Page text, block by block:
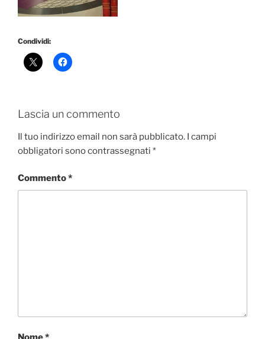
Condividi:
Lascia un commento
Il tuo indirizzo email non sarà pubblicato. I campi
obbligatori sono contrassegnati *
Commento*